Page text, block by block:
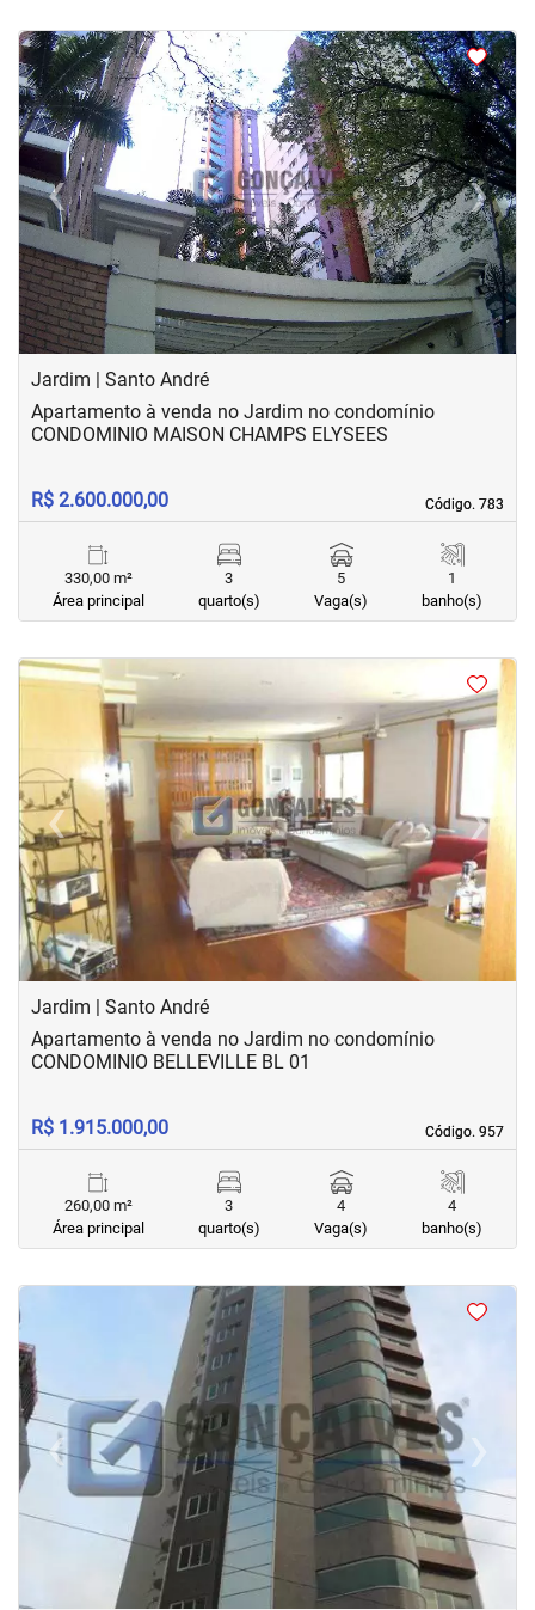
<<<<
‹Previous ›Next
Jardim | Santo André
Código. 783
Código. 783
Apartamento à venda no Jardim no condomínio
CONDOMINIO MAISON CHAMPS ELYSEES
R$ 2.600.000,00
330,00 m²
Área principal
3
quarto(s)
5
Vaga(s)
1
banho(s)
<<<<
‹Previous ›Next
Jardim | Santo André
Código. 957
Código. 957
Apartamento à venda no Jardim no condomínio
CONDOMINIO BELLEVILLE BL 01
R$ 1.915.000,00
260,00 m²
Área principal
3
quarto(s)
4
Vaga(s)
4
banho(s)
<
‹Previous ›Next